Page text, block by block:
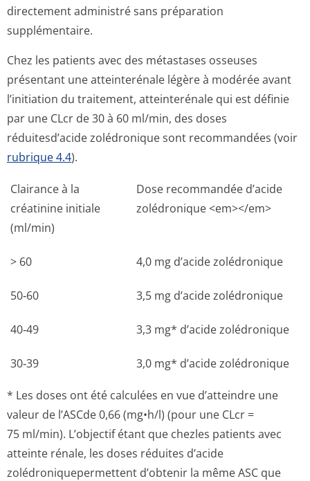
directement administré sans préparation
supplémentaire.
Chez les patients avec des métastases osseuses
présentant une atteinterénale légère à modérée avant
l’initiation du traitement, atteinterénale qui est définie
par une CLcr de 30 à 60 ml/min, des doses
réduitesd’acide zolédronique sont recommandées (voir
rubrique 4.4).
Clairance à la
créatinine initiale
(ml/min)
Dose recommandée d’acide
zolédronique <em></em>
> 60 4,0 mg d’acide zolédronique
50‑60 3,5 mg d’acide zolédronique
40‑49 3,3 mg* d’acide zolédronique
30‑39 3,0 mg* d’acide zolédronique
* Les doses ont été calculées en vue d’atteindre une
valeur de l’ASCde 0,66 (mg•h/l) (pour une CLcr =
75 ml/min). L’objectif étant que chezles patients avec
atteinte rénale, les doses réduites d’acide
zolédroniqueper­mettent d’obtenir la même ASC que